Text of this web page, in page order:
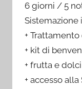
6 giorni / 5
Sistemazione
+
+ kit di
+ frutta e
+ accesso